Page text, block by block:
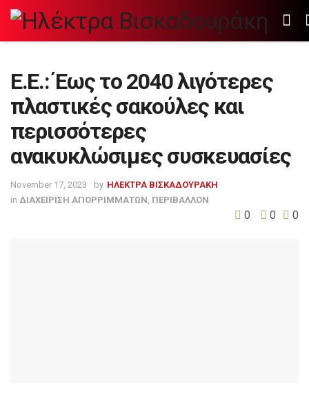
Ε.Ε.: Έως το 2040 λιγότερες
πλαστικές σακούλες και
περισσότερες
ανακυκλώσιμες συσκευασίες
November 17, 2023 by ΗΛΕΚΤΡΑ ΒΙΣΚΑΔΟΥΡΑΚΗ
in ΔΙΑΧΕΙΡΙΣΗ ΑΠΟΡΡΙΜΜΑΤΩΝ ΠΕΡΙΒΑΛΛΟΝ
0 0 0